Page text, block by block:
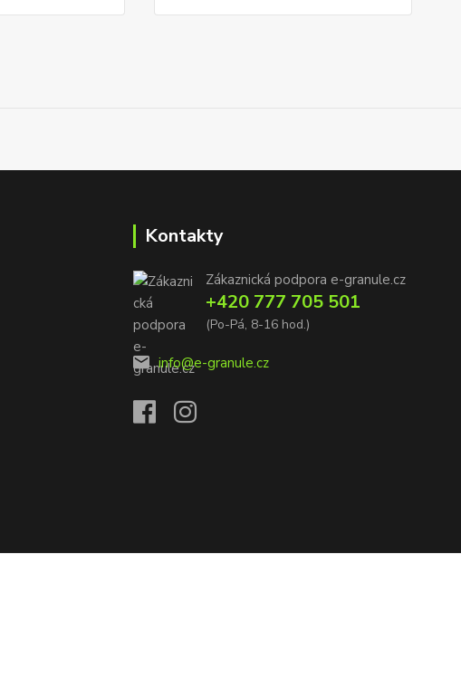
Kontakty
Zákaznická podpora e-granule.cz
+420 777 705 501
(Po-Pá, 8-16 hod.)
info@e-granule.cz